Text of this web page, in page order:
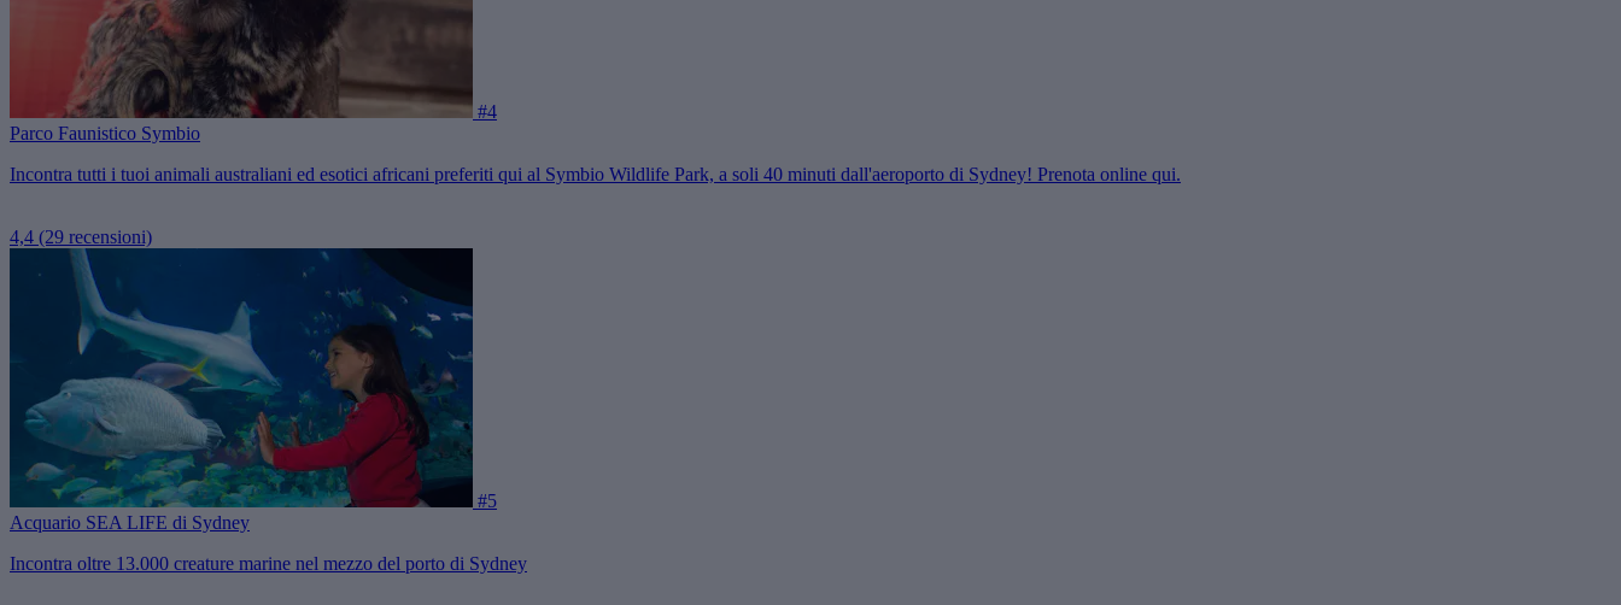
#4
Parco Faunistico Symbio
Incontra tutti i tuoi animali australiani ed esotici africani preferiti qui al Symbio Wildlife Park, a soli 40 minuti dall'aeroporto di Sydney! Prenota online qui.
4,4 (29 recensioni)
#5
Acquario SEA LIFE di Sydney
Incontra oltre 13.000 creature marine nel mezzo del porto di Sydney